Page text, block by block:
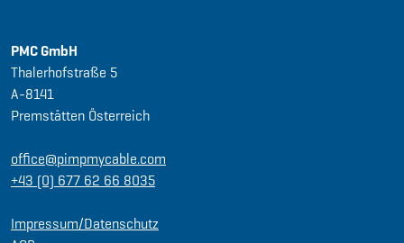
PMC GmbH
Thalerhofstraße 5
A-8141
Premstätten Österreich
office@pimpmycable.com
+43 (0) 677 62 66 8035
Impressum/Datenschutz